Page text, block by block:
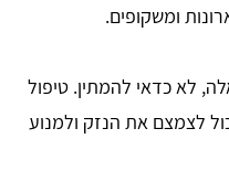
ומשקופים.
לא כדאי להמתין. טיפול
לצמצם את הנזק ולמנוע